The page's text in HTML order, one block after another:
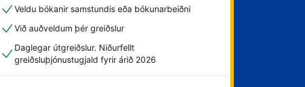
Veldu bókanir samstundis eða bókunarbeiðni
Við auðveldum þér greiðslur
Daglegar útgreiðslur. Niðurfellt
greiðsluþjónustugjald fyrir árið 2026